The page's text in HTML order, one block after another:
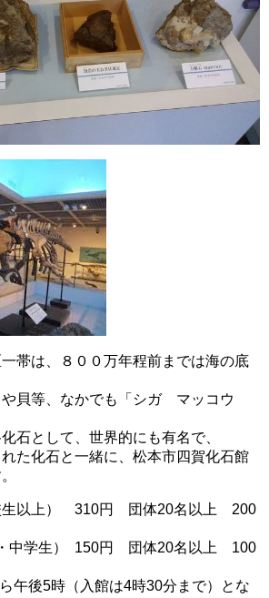
帯は、８００万年程前までは海の底
や貝等、なかでも「シガ マッコウ
石として、世界的にも有名で、
た化石と一緒に、松本市四賀化石館
生以上） 310円 団体20名以上 200
生） 150円 団体20名以上 100
午後5時（入館は4時30分まで）とな